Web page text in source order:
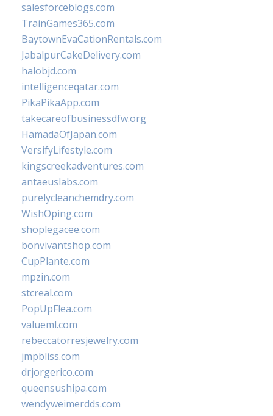
salesforceblogs.com
TrainGames365.com
BaytownEvaCationRentals.com
JabalpurCakeDelivery.com
halobjd.com
intelligenceqatar.com
PikaPikaApp.com
takecareofbusinessdfw.org
HamadaOfJapan.com
VersifyLifestyle.com
kingscreekadventures.com
antaeuslabs.com
purelycleanchemdry.com
WishOping.com
shoplegacee.com
bonvivantshop.com
CupPlante.com
mpzin.com
stcreal.com
PopUpFlea.com
valueml.com
rebeccatorresjewelry.com
jmpbliss.com
drjorgerico.com
queensushipa.com
wendyweimerdds.com